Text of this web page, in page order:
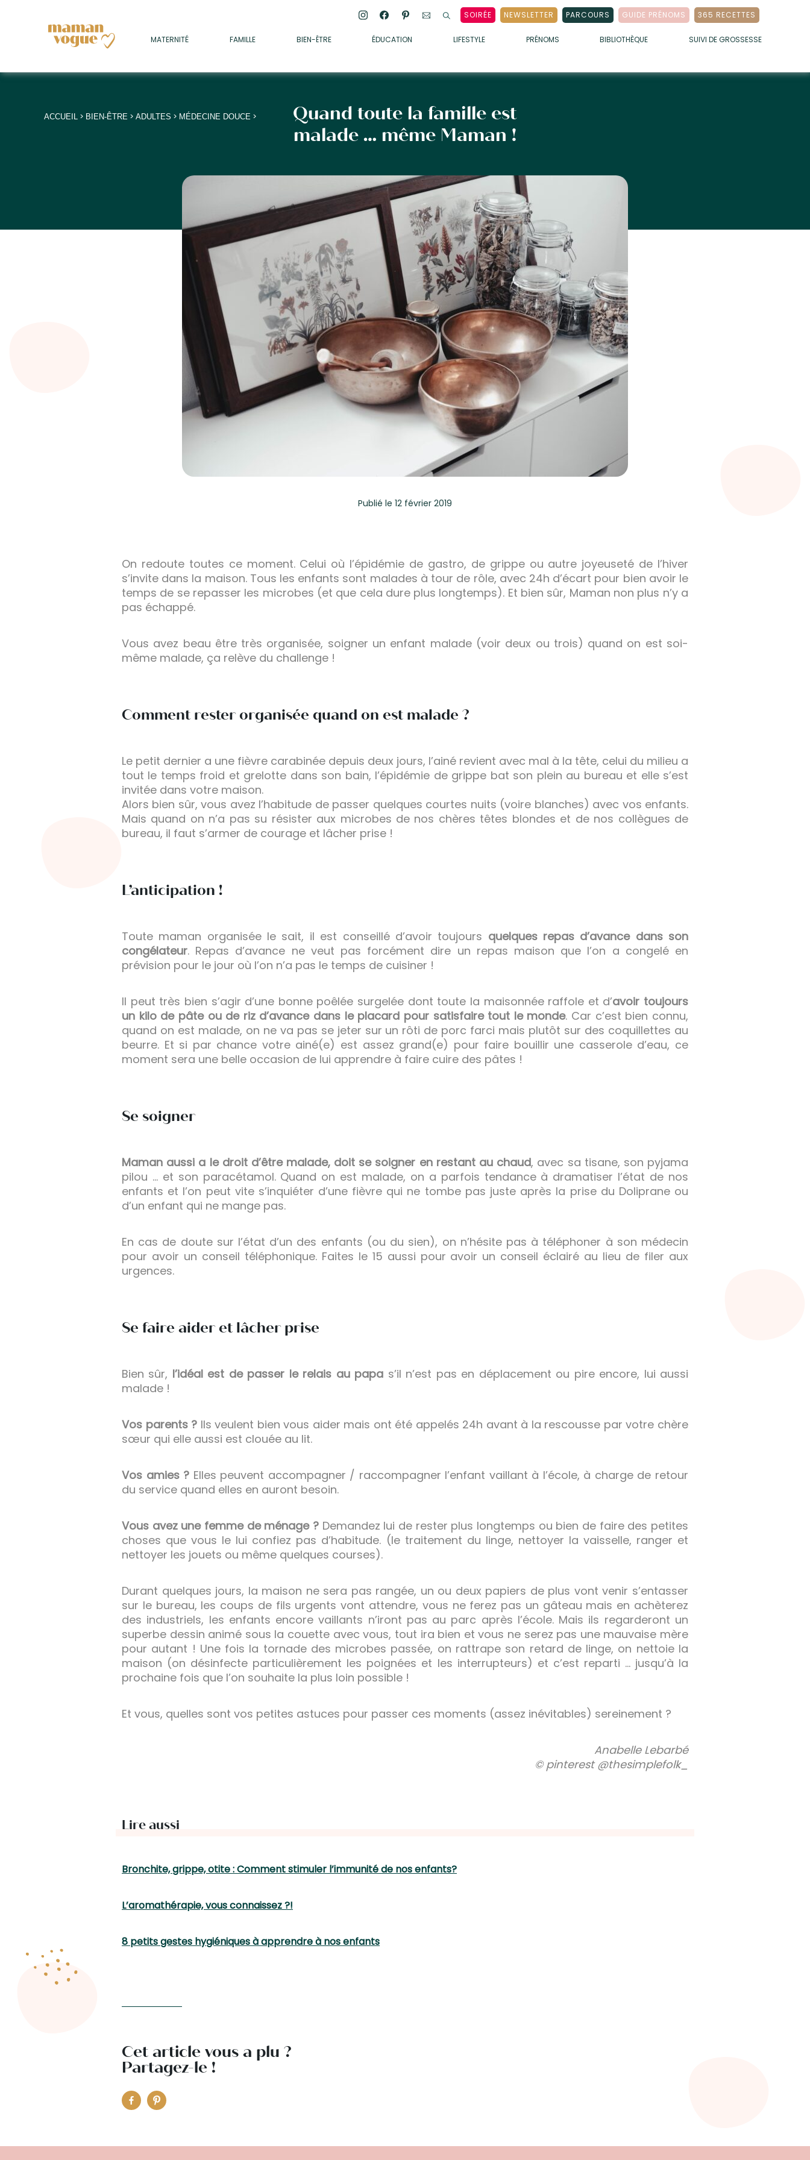
SOIRÉE NEWSLETTER PARCOURS GUIDE PRÉNOMS 365 RECETTES
MATERNITÉ FAMILLE BIEN-ÊTRE ÉDUCATION LIFESTYLE PRÉNOMS BIBLIOTHÈQUE SUIVI DE GROSSESSE
• MÉDECINE DOUCE
• SOMMEIL
• MÉDECINE DOUCE
• SOINS
+
+
+
ACCUEIL> BIEN-ÊTRE> ADULTES > MÉDECINE DOUCE>
Quand toute la famille est
malade … même Maman !
Publié le 12 février 2019
On redoute toutes ce moment. Celui où l’épidémie de gastro, de grippe ou autre joyeuseté de l’hiver
s’invite dans la maison. Tous les enfants sont malades à tour de rôle, avec 24h d’écart pour bien avoir le
temps de se repasser les microbes (et que cela dure plus longtemps). Et bien sûr, Maman non plus n’y a
pas échappé.
Vous avez beau être très organisée, soigner un enfant malade (voir deux ou trois) quand on est soi-
même malade, ça relève du challenge !
Comment rester organisée quand on est malade ?
Le petit dernier a une fièvre carabinée depuis deux jours, l’ainé revient avec mal à la tête, celui du milieu a
tout le temps froid et grelotte dans son bain, l’épidémie de grippe bat son plein au bureau et elle s’est
invitée dans votre maison.
Alors bien sûr, vous avez l’habitude de passer quelques courtes nuits (voire blanches) avec vos enfants.
Mais quand on n’a pas su résister aux microbes de nos chères têtes blondes et de nos collègues de
bureau, il faut s’armer de courage et lâcher prise !
L’anticipation !
Toute maman organisée le sait, il est conseillé d’avoir toujours quelques repas d’avance dans son
congélateur. Repas d’avance ne veut pas forcément dire un repas maison que l’on a congelé en
prévision pour le jour où l’on n’a pas le temps de cuisiner !
Il peut très bien s’agir d’une bonne poêlée surgelée dont toute la maisonnée raffole et d’avoir toujours
un kilo de pâte ou de riz d’avance dans le placard pour satisfaire tout le monde. Car c’est bien connu,
quand on est malade, on ne va pas se jeter sur un rôti de porc farci mais plutôt sur des coquillettes au
beurre. Et si par chance votre ainé(e) est assez grand(e) pour faire bouillir une casserole d’eau, ce
moment sera une belle occasion de lui apprendre à faire cuire des pâtes !
Se soigner
Maman aussi a le droit d’être malade, doit se soigner en restant au chaud, avec sa tisane, son pyjama
pilou … et son paracétamol. Quand on est malade, on a parfois tendance à dramatiser l’état de nos
enfants et l’on peut vite s’inquiéter d’une fièvre qui ne tombe pas juste après la prise du Doliprane ou
d’un enfant qui ne mange pas.
En cas de doute sur l’état d’un des enfants (ou du sien), on n’hésite pas à téléphoner à son médecin
pour avoir un conseil téléphonique. Faites le 15 aussi pour avoir un conseil éclairé au lieu de filer aux
urgences.
Se faire aider et lâcher prise
Bien sûr, l’idéal est de passer le relais au papa s’il n’est pas en déplacement ou pire encore, lui aussi
malade !
Vos parents ? Ils veulent bien vous aider mais ont été appelés 24h avant à la rescousse par votre chère
sœur qui elle aussi est clouée au lit.
Vos amies ? Elles peuvent accompagner / raccompagner l’enfant vaillant à l’école, à charge de retour
du service quand elles en auront besoin.
Vous avez une femme de ménage ? Demandez lui de rester plus longtemps ou bien de faire des petites
choses que vous le lui confiez pas d’habitude. (le traitement du linge, nettoyer la vaisselle, ranger et
nettoyer les jouets ou même quelques courses).
Durant quelques jours, la maison ne sera pas rangée, un ou deux papiers de plus vont venir s’entasser
sur le bureau, les coups de fils urgents vont attendre, vous ne ferez pas un gâteau mais en achèterez
des industriels, les enfants encore vaillants n’iront pas au parc après l’école. Mais ils regarderont un
superbe dessin animé sous la couette avec vous, tout ira bien et vous ne serez pas une mauvaise mère
pour autant ! Une fois la tornade des microbes passée, on rattrape son retard de linge, on nettoie la
maison (on désinfecte particulièrement les poignées et les interrupteurs) et c’est reparti … jusqu’à la
prochaine fois que l’on souhaite la plus loin possible !
Et vous, quelles sont vos petites astuces pour passer ces moments (assez inévitables) sereinement ?
Anabelle Lebarbé
© pinterest @thesimplefolk_
Lire aussi
Bronchite, grippe, otite : Comment stimuler l’immunité de nos enfants?
L’aromathérapie, vous connaissez ?!
8 petits gestes hygiéniques à apprendre à nos enfants
Cet article vous a plu ?
Partagez-le !